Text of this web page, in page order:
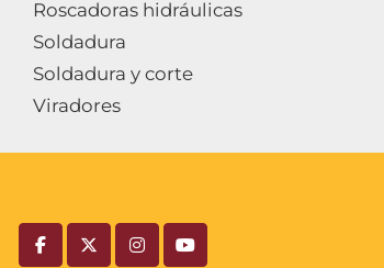
Roscadoras hidráulicas
Soldadura
Soldadura y corte
Viradores
facebooktwitterinstagramyoutube